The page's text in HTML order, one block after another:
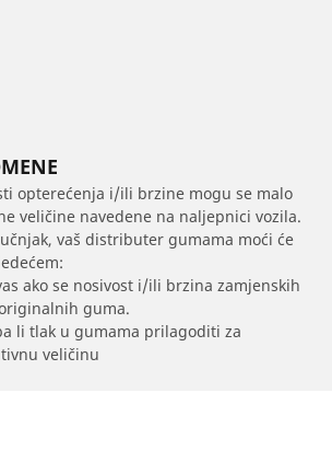
opterećenja i/ili brzine mogu se malo
veličine navedene na naljepnici vozila.
vaš distributer gumama moći će
ako se nosivost i/ili brzina zamjenskih
guma.
li tlak u gumama prilagoditi za
veličinu